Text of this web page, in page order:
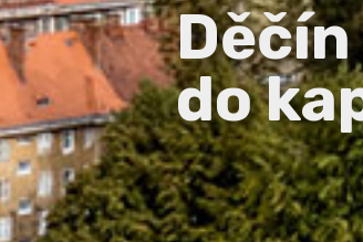
Děčín
do